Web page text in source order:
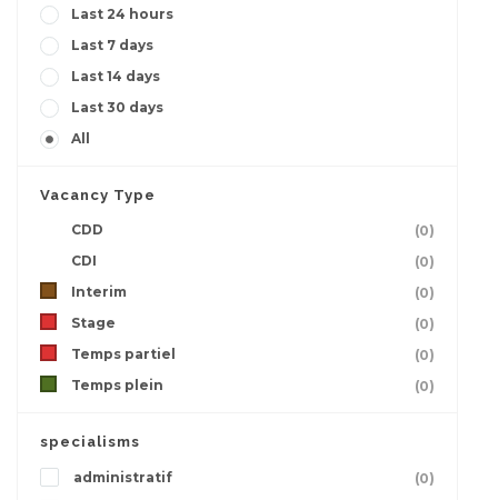
Last 24 hours
Last 7 days
Last 14 days
Last 30 days
All
Vacancy Type
CDD
(0)
CDI
(0)
Interim
(0)
Stage
(0)
Temps partiel
(0)
Temps plein
(0)
specialisms
administratif
(0)